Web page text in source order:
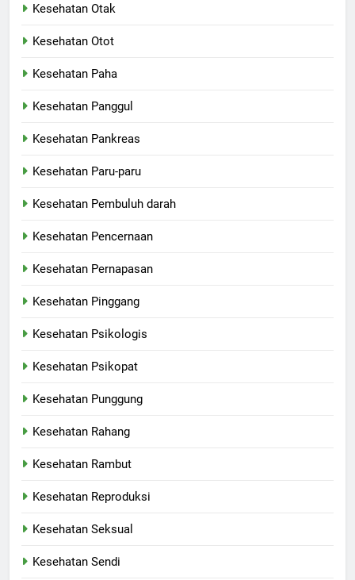
Kesehatan Otak
Kesehatan Otot
Kesehatan Paha
Kesehatan Panggul
Kesehatan Pankreas
Kesehatan Paru-paru
Kesehatan Pembuluh darah
Kesehatan Pencernaan
Kesehatan Pernapasan
Kesehatan Pinggang
Kesehatan Psikologis
Kesehatan Psikopat
Kesehatan Punggung
Kesehatan Rahang
Kesehatan Rambut
Kesehatan Reproduksi
Kesehatan Seksual
Kesehatan Sendi